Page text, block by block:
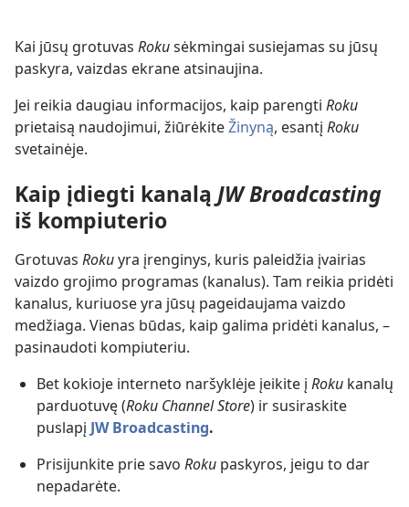
Kai jūsų grotuvas Rokusėkmingai susiejamas su jūsų
paskyra, vaizdas ekrane atsinaujina.
Jei reikia daugiau informacijos, kaip parengti Roku
prietaisą naudojimui, žiūrėkiteŽinyną, esantį Roku
svetainėje.
Kaip įdiegti kanalą JW Broadcasting
iš kompiuterio
Grotuvas Rokuyra įrenginys, kuris paleidžia įvairias
vaizdo grojimo programas (kanalus). Tam reikia pridėti
kanalus, kuriuose yra jūsų pageidaujama vaizdo
medžiaga. Vienas būdas, kaip galima pridėti kanalus, –
pasinaudoti kompiuteriu.
Bet kokioje interneto naršyklėje įeikite į Roku kanalų
parduotuvę (Roku Channel Store) ir susiraskite
puslapį JW Broadcasting.
Prisijunkite prie savo Roku paskyros, jeigu to dar
nepadarėte.